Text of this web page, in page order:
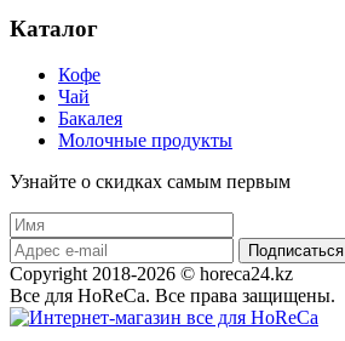
Каталог
Кофе
Чай
Бакалея
Молочные продукты
Узнайте о скидках самым первым
Подписаться
Copyright 2018-2026 © horeca24.kz
Все для HoReCa. Все права защищены.